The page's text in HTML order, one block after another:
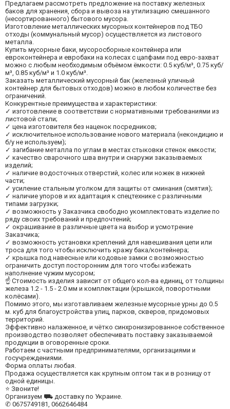
Предлагаем рассмотреть предложение на поставку железных
баков для хранения, сбора и вывоза на утилизацию смешанного
(несортированного) бытового мусора.
Изготовление металлических мусорных контейнеров под ТБО
отходы (коммунальный мусор) осуществляется из листового
металла.
Купить мусорные баки, мусоросборные контейнера или
евроконтейнера и евробаки на колесах с цапфами под евро-захват
можно с любым необходимым объёмом ёмкости: 0.5 куб/м³, 0.75 куб/
м³, 0.85 куб/м³ и 1.0 куб/м³.
Заказать металлический мусорный бак (железный уличный
контейнер для бытовых отходов) можно в любом количестве без
ограничений.
Конкурентные преимущества и характеристики:
✓ изготовление в соответствии с нормативными требованиями из
листовой стали;
✓ цена изготовителя без наценок посредников;
✓ исключительное использование нового материала (некондицию и
б/у не используем);
✓ загибание металла по углам в местах стыковки стенок емкости;
✓ качество сварочного шва внутри и снаружи заказываемых
изделий;
✓ наличие водосточных отверстий, колес или ножек в нижней
части;
✓ усиление стальным уголком для защиты от сминания (смятия);
✓ наличие упоров и их адаптация к спецтехнике с различными
типами загрузки;
✓ возможность у Заказчика свободно укомплектовать изделие по
ряду своих требований и предпочтений;
✓ окрашивание в различные цвета на выбор и усмотрение
Заказчика;
✓ возможность установки креплений для навешивания цепи или
троса для того чтобы исключить кражу бака/контейнера;
✓ крышка под навесные или кодовые замки с возможностью
ограничить доступ посторонним для того чтобы избежать
наполнение чужим мусором;
☝ Стоимость изделия зависит от общего кол-ва единиц, от толщины
железа 1.2 - 1.5 - 2.0 мм и комплектации (крышкой, поворотными
колёсами).
Помимо этого, мы изготавливаем железные мусорные урны до 0.5
м. куб для благоустройства улиц, парков, скверов, придомовых
территорий.
Эффективно налаженное, и чётко синхронизированное собственное
производство позволяет обеспечивать поставку заказываемой
продукции в оговоренные сроки.
Работаем с частными предпринимателями, организациями и
госучреждениями.
Форма оплаты любая.
Продажа осуществляется как крупным оптом так и в розницу от
одной единицы.
⭐ Звоните!
Организуем ⛟ доставку по Украине.
✆ 0675749181, 0662646484